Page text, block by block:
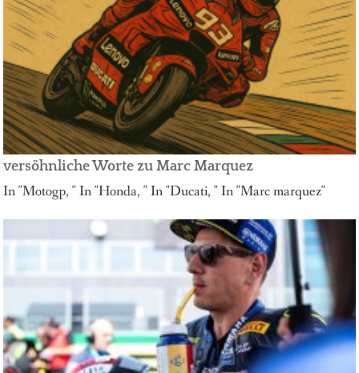
versöhnliche Worte zu Marc Marquez
In "Motogp, " In "Honda, " In "Ducati, " In "Marc marquez"